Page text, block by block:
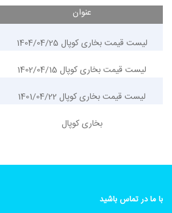
عنوان
لیست قیمت بخاری کوپال 1404/04/25
لیست قیمت بخاری کوپال 1402/04/15
لیست قیمت بخاری کوپال 1401/04/22
بخاری کوپال
با ما در تماس باشید